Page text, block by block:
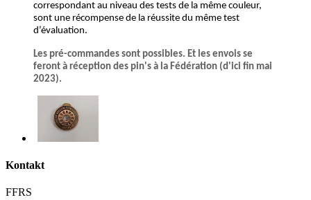
correspondant au niveau des tests de la même couleur,
sont une récompense de la réussite du même test
d’évaluation.
Les pré-commandes sont possibles. Et les envois se
feront à réception des pin's à la Fédération (d'ici fin mai
2023).
Kontakt
FFRS